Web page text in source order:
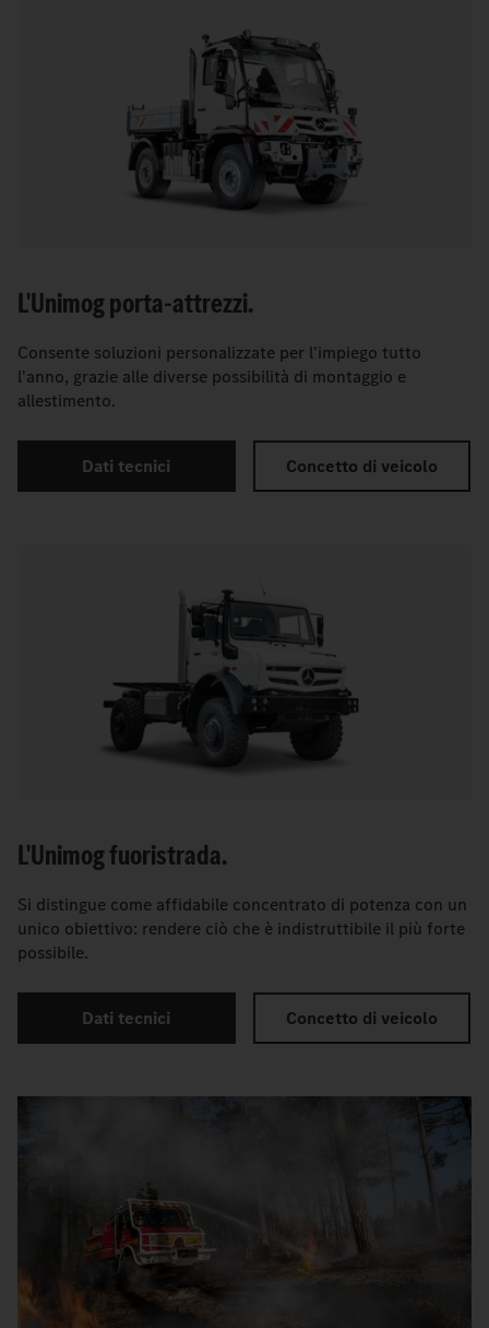
L'Unimog porta-attrezzi.
Consente soluzioni personalizzate per l'impiego tutto
l'anno, grazie alle diverse possibilità di montaggio e
allestimento.
Dati tecnici Concetto di veicolo
L'Unimog fuoristrada.
Si distingue come affidabile concentrato di potenza con un
unico obiettivo: rendere ciò che è indistruttibile il più forte
possibile.
Dati tecnici Concetto di veicolo